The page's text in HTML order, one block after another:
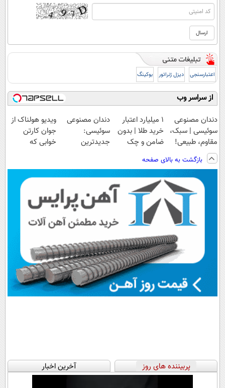
اعتبارسنجی دیزل ژنراتور بوکینگ
از سراسر وب
دندان مصنوعی
سوئیسی | سبک،
مقاوم، طبیعی!
ویزیت
رایگان+پرداخت
اقساطی😍
۱ میلیارد اعتبار
خرید طلا | بدون
ضامن و چک
دندان مصنوعی
سوئیسی:
جدیدترین
پرداخت قسطی
ویدیو هولناک از
جوان کارتن
خوابی که
بازگشت به بالای صفحه
پربیننده های روز آخرین اخبار